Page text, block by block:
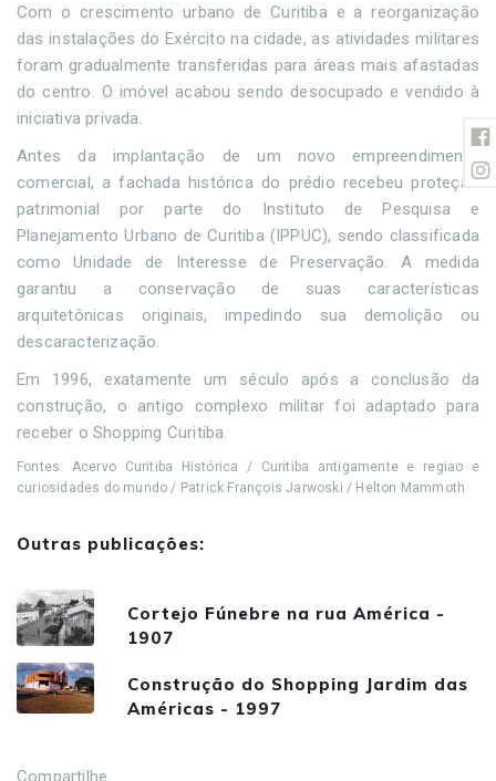
Com o crescimento urbano de Curitiba e a reorganização
das instalações do Exército na cidade, as atividades militares
foram gradualmente transferidas para áreas mais afastadas
do centro. O imóvel acabou sendo desocupado e vendido à
iniciativa privada.
Antes da implantação de um novo empreendimento
comercial, a fachada histórica do prédio recebeu proteção
patrimonial por parte do Instituto de Pesquisa e
Planejamento Urbano de Curitiba (IPPUC), sendo classificada
como Unidade de Interesse de Preservação. A medida
garantiu a conservação de suas características
arquitetônicas originais, impedindo sua demolição ou
descaracterização.
Em 1996, exatamente um século após a conclusão da
construção, o antigo complexo militar foi adaptado para
receber o Shopping Curitiba.
Fontes: Acervo Curitiba Histórica / Curitiba antigamente e regiao e
curiosidades do mundo / Patrick François Jarwoski / Helton Mammoth
Outras publicações:
Cortejo Fúnebre na rua América -
1907
Construção do Shopping Jardim das
Américas - 1997
Compartilhe